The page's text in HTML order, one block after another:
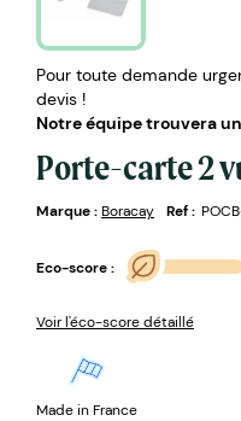
Pour toute demande
devis !
Notre équipe trouvera
Porte-carte 2
Marque :Boracay Ref :
Eco-score :
Voir l'éco-score détaillé
Made in France